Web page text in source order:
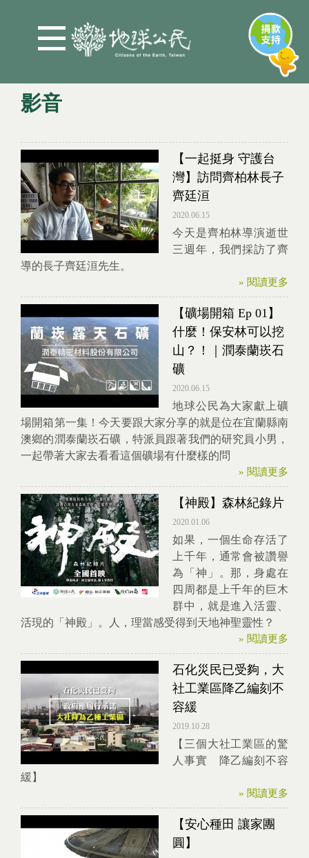
影音
您在這裡
【一起挺身 守護台
灣】訪問齊柏林長子
齊廷洹
2020.06.15
今天是齊柏林導演逝世
三週年，我們採訪了齊
導的長子齊廷洹先生。
» 閱讀更多
【礦場開箱 Ep 01】
什麼！保安林可以挖
山？！｜潤泰蘭崁石
礦
2020.06.15
地球公民為大家獻上礦
場開箱第一集！今天要跟大家分享的就是位在宜蘭縣南
澳鄉的潤泰蘭崁石礦，特派員跟著我們的研究員小男，
一起帶著大家去看看這個礦場有什麼樣的問
» 閱讀更多
【神殿】森林紀錄片
2020.01.06
如果，一個生命存活了
上千年，通常會被讚譽
為「神」。那，身處在
四周都是上千年的巨木
群中，就是進入活靈、
活現的「神殿」。人，理當感受得到天地神聖靈性？
» 閱讀更多
石化災民已受夠，大
社工業區降乙編刻不
容緩
2019.10.28
【三個大社工業區的驚
人事實 降乙編刻不容
緩】
» 閱讀更多
【安心種田 讓家團
圓】